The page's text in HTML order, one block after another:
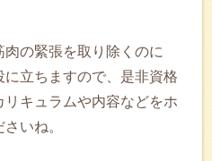
の緊張を取り除くのに
立ちますので、是非資格
キュラムや内容などをホ
いね。